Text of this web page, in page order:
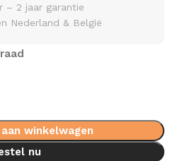
– 2 jaar garantie
Nederland & België
winkelwagen
nu